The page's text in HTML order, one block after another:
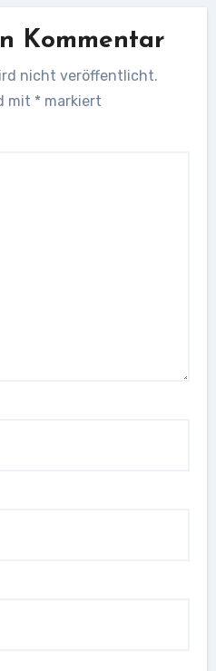
Kommentar
nicht veröffentlicht.
mit * markiert